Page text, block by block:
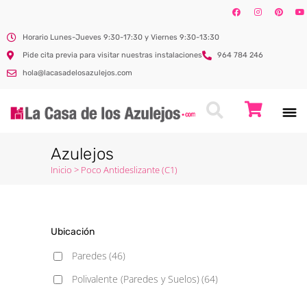
Horario Lunes-Jueves 9:30-17:30 y Viernes 9:30-13:30
Pide cita previa para visitar nuestras instalaciones
964 784 246
hola@lacasadelosazulejos.com
Azulejos
Inicio > Poco Antideslizante (C1)
Ubicación
Paredes (46)
Polivalente (Paredes y Suelos)(64)